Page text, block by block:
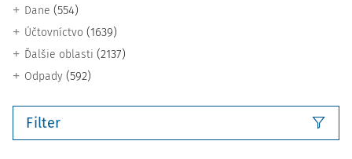
Dane (554)
Účtovníctvo (1639)
Ďalšie oblasti (2137)
Odpady (592)
Filter